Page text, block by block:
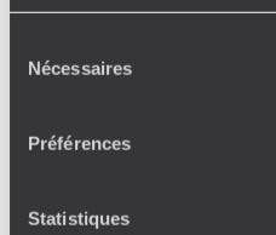
Nécessaires
Préférences
Statistiques